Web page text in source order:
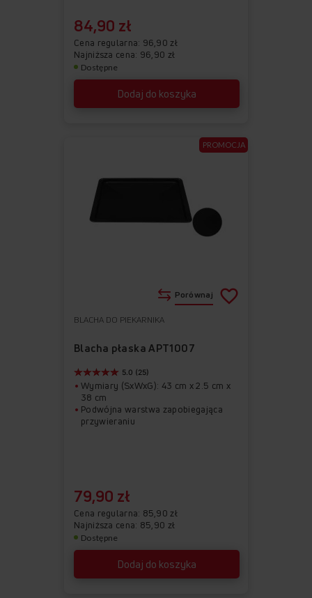
Dodaj do koszyka
84,90 zł
Cena regularna 96,90 zł
Najniższa cena: 96,90 zł
Dostępne
BLACHA DO PIEKARNIKA
Blacha płaska APT1007
Dodaj do koszyka
5.0 (25)
Wymiary (SxWxG): 43 cm x 2.5 cm x
38 cm
Podwójna warstwa zapobiegająca
przywieraniu
79,90 zł
Cena regularna 85,90 zł
Najniższa cena: 85,90 zł
Dostępne
Porównaj
PROMOCJA